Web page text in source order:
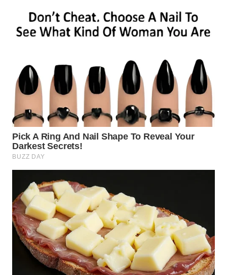
SUMEDANG
WN
WN
KEPULAUAN
SERIBU
WN
TANGERANG
BINJAI
WN
CIREBON
WN
INDRAMAYU